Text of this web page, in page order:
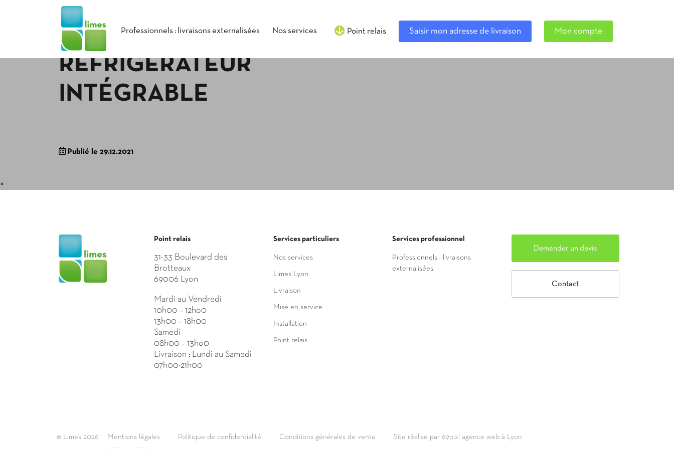
Professionnels : livraisons externalisées Nos services Point relais Saisir mon adresse de livraison Mon compte
RÉFRIGÉRATEUR
INTÉGRABLE
Publié le 29.12.2021
×
Point relais
31-33 Boulevard des
Brotteaux
69006 Lyon
Mardi au Vendredi
10h00 – 12ho0
13h00 – 18h00
Samedi
08h00 – 13ho0
Livraison : Lundi au Samedi
07h00-21h00
Services particuliers
Nos services
Limes Lyon
Livraison
Mise en service
Installation
Point relais
Services professionnel
Professionnels : livraisons
externalisées
Demander un devis
Contact
© Limes 2026 Mentions légales Politique de confidentialité Conditions générales de vente Site réalisé par 69pixl agence web à Lyon